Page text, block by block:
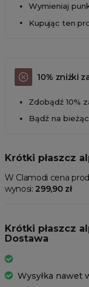
Wymieniaj
Kupując ten
10% zniżki
Zdobądź 10%
Bądź na
Krótki płaszcz
W Clamodi cena
wynosi: 299,90 zł
Krótki płaszcz
Dostawa
Wysyłka nawet